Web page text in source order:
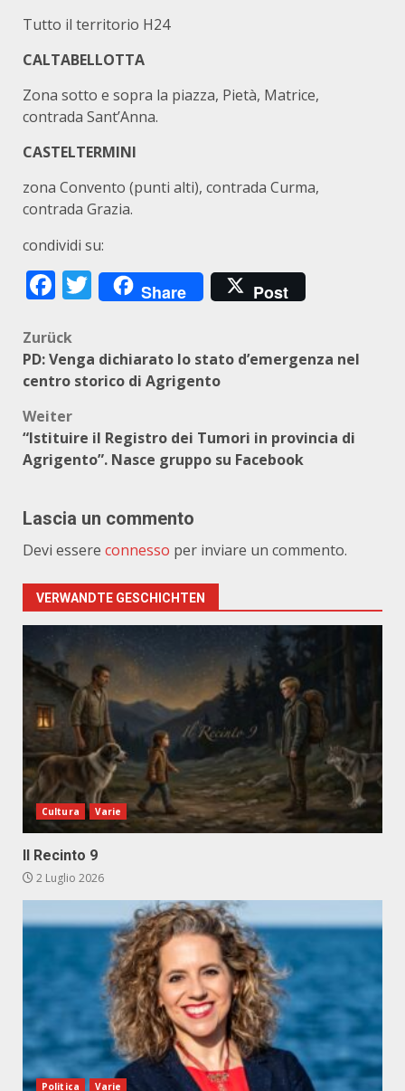
Tutto il territorio H24
CALTABELLOTTA
Zona sotto e sopra la piazza, Pietà, Matrice,
contrada Sant’Anna.
CASTELTERMINI
zona Convento (punti alti), contrada Curma,
contrada Grazia.
condividi su:
Facebook
Twitter
Share Post
Beitragsnavigation
Zurück
PD: Venga dichiarato lo stato d’emergenza nel
centro storico di Agrigento
Weiter
“Istituire il Registro dei Tumori in provincia di
Agrigento”. Nasce gruppo su Facebook
Lascia un commento
Devi essere connesso per inviare un commento.
VERWANDTE GESCHICHTEN
Cultura Varie
Il Recinto 9
2 Luglio 2026
Politica Varie